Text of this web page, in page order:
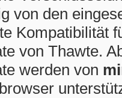
von den
Kompatibilität
von Thawte.
werden von